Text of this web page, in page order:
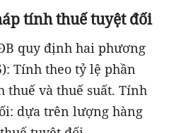
tính thuế tuyệt đối
quy định hai phương
Tính theo tỷ lệ phần
và thuế suất. Tính
dựa trên lượng hàng